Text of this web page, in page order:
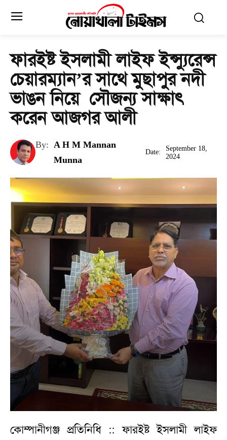
ফারইষ্ট ইসলামী লাইফ ইন্স্যুরেন্স
চেয়ারম্যান’র সাথে মুছাপুর নদী
ভাঙন নিয়ে সৌজন্য সাক্ষাৎ
করেন আজগর আলী
By: A H M Mannan
Munna
Date:
September 18,
2024
কোম্পানীগঞ্জ প্রতিনিধি :: ফারইষ্ট ইসলামী লাইফ